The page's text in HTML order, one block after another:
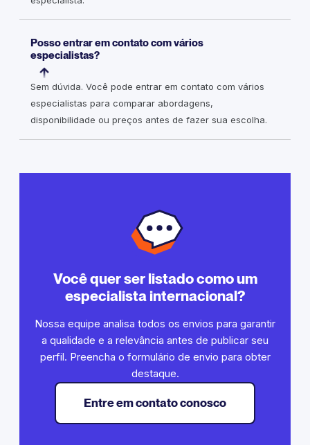
Posso entrar em contato com vários
especialistas?
Sem dúvida. Você pode entrar em contato com vários
especialistas para comparar abordagens,
disponibilidade ou preços antes de fazer sua escolha.
Você quer ser listado como um
especialista internacional?
Nossa equipe analisa todos os envios para garantir
a qualidade e a relevância antes de publicar seu
perfil. Preencha o formulário de envio para obter
destaque.
Entre em contato conosco